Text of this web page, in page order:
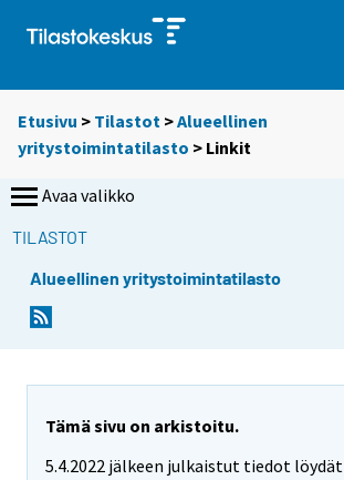
Etusivu > Tilastot >Alueellinen
yritystoimintatilasto > Linkit
Avaa valikko
TILASTOT
Alueellinen yritystoimintatilasto
Tämä sivu on arkistoitu.
5.4.2022 jälkeen julkaistut tiedot löydät